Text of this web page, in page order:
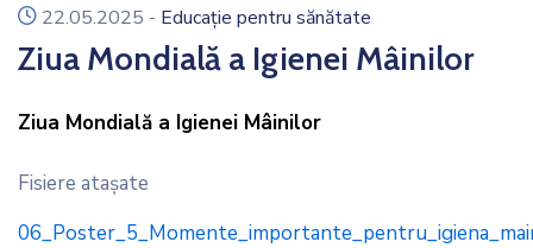
icon
22.05.2025 - Educație pentru sănătate
Ziua Mondială a Igienei Mâinilor
Ziua Mondială a Igienei Mâinilor
Fisiere ataşate